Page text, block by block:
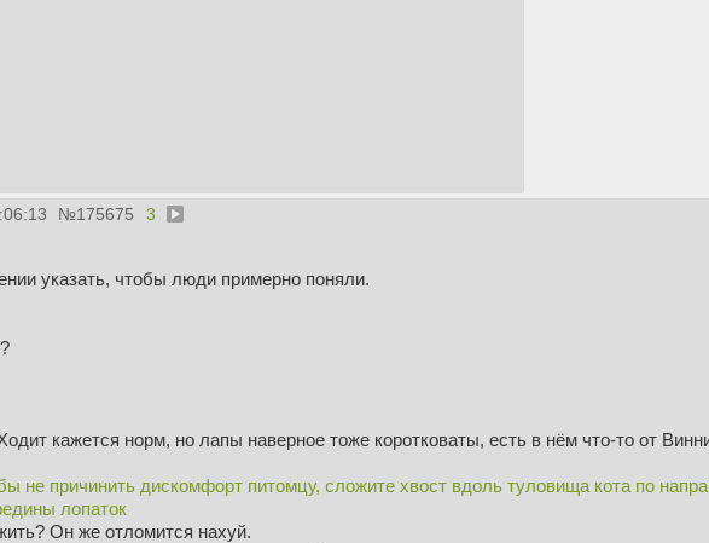
№175675 3
указать, чтобы люди примерно поняли.
кажется норм, но лапы наверное тоже коротковаты, есть в нём что-то от
не причинить дискомфорт питомцу, сложите хвост вдоль туловища кота по
лопаток
Он же отломится нахуй.